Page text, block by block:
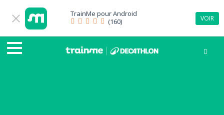
TrainMe pourAndroid
(160)
VOIR